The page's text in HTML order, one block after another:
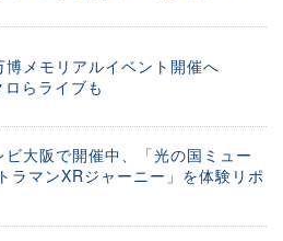
博メモリアルイベント開催へ
らライブも
ビ大阪で開催中、「光の国ミュー
ラマンXRジャーニー」を体験リポ